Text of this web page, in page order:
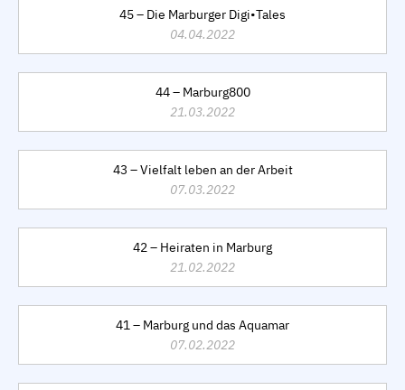
45 – Die Marburger Digi•Tales
04.04.2022
44 – Marburg800
21.03.2022
43 – Vielfalt leben an der Arbeit
07.03.2022
42 – Heiraten in Marburg
21.02.2022
41 – Marburg und das Aquamar
07.02.2022